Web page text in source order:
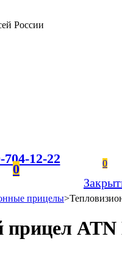
России
704-12-22
0 0
прицелы>
ATN